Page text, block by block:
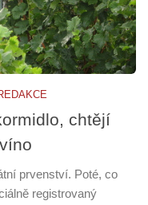
chtějí
prvenství. Poté, co
registrovaný